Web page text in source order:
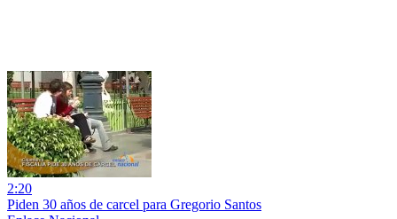
2:20
Piden 30 años de carcel para Gregorio Santos